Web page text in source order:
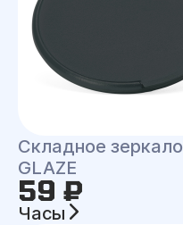
Складное зеркало
GLAZE
59 ₽
Часы